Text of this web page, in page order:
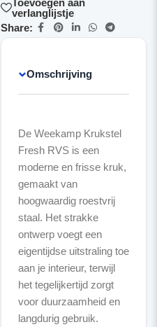
Toevoegen aan
verlanglijstje
Share:
Omschrijving
De Weekamp Krukstel
Fresh RVS is een
moderne en frisse kruk,
gemaakt van
hoogwaardig roestvrij
staal. Het strakke
ontwerp voegt een
eigentijdse uitstraling toe
aan je interieur, terwijl
het tegelijkertijd zorgt
voor duurzaamheid en
langdurig gebruik.